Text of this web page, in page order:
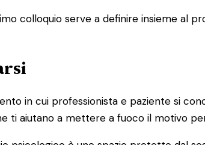
colloquio serve a definire insieme al
in cui professionista e paziente si
ti aiutano a mettere a fuoco il motivo